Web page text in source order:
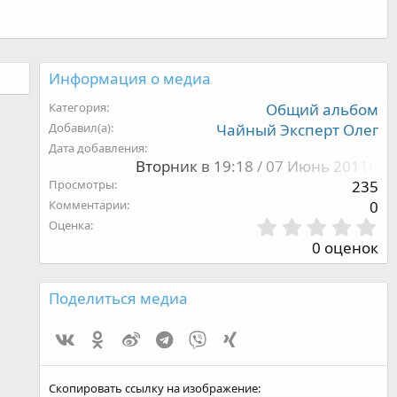
Информация о медиа
Категория Общий альбом
Добавил(а) Чайный Эксперт Олег
Дата добавления
Вторник в 19:18 / 07 Июнь 2011г.
Просмотры 235
Комментарии 0
Оценка
,
0
0
д
0 оценок
Поделиться медиа
Vk
Ok Weibo Telegram
Viber
Скопировать ссылку на изображение